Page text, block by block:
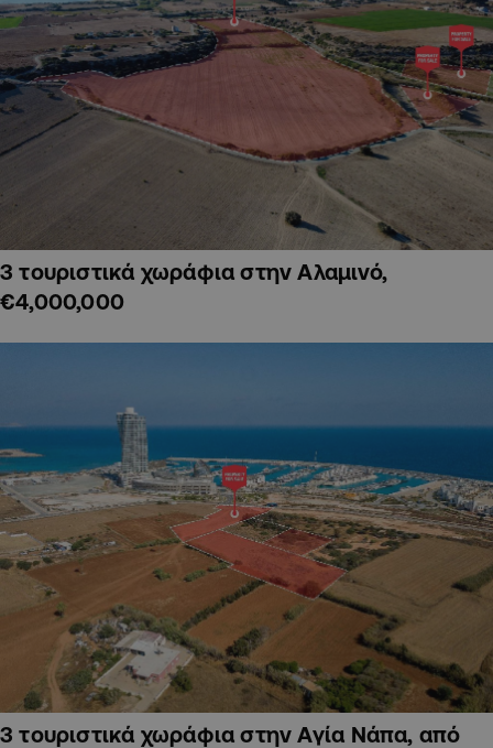
3 τουριστικά χωράφια στην Αλαμινό,
€4,000,000
3 τουριστικά χωράφια στην Αγία Νάπα, από